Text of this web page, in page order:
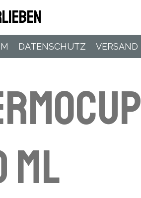
DATENSCHUTZ VERSAND
ml